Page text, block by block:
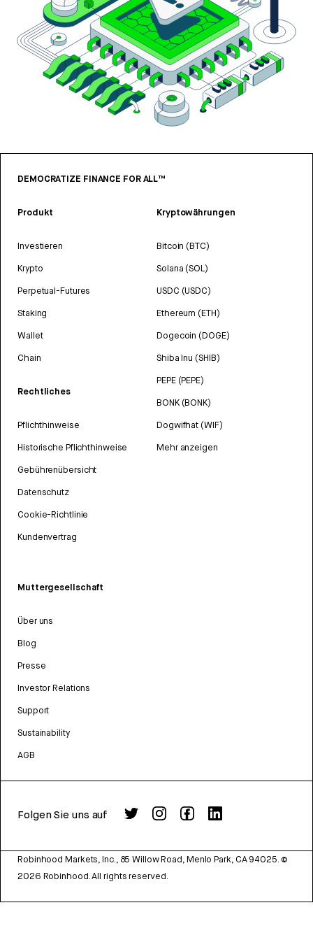
DEMOCRATIZE FINANCE FOR ALL™
Produkt
Investieren
Krypto
Perpetual-Futures
Staking
Wallet
Chain
Rechtliches
Pflichthinweise
Historische Pflichthinweise
Gebührenübersicht
Datenschutz
Cookie-Richtlinie
Kundenvertrag
Kryptowährungen
Bitcoin (BTC)
Solana (SOL)
USDC (USDC)
Ethereum (ETH)
Dogecoin (DOGE)
Shiba Inu (SHIB)
PEPE (PEPE)
BONK (BONK)
Dogwifhat (WIF)
Mehr anzeigen
Muttergesellschaft
Über uns
Blog
Presse
Investor Relations
Support
Sustainability
AGB
Folgen Sie uns auf
Robinhood Markets, Inc., 85 Willow Road, Menlo Park, CA 94025. ©
2026 Robinhood. All rights reserved.